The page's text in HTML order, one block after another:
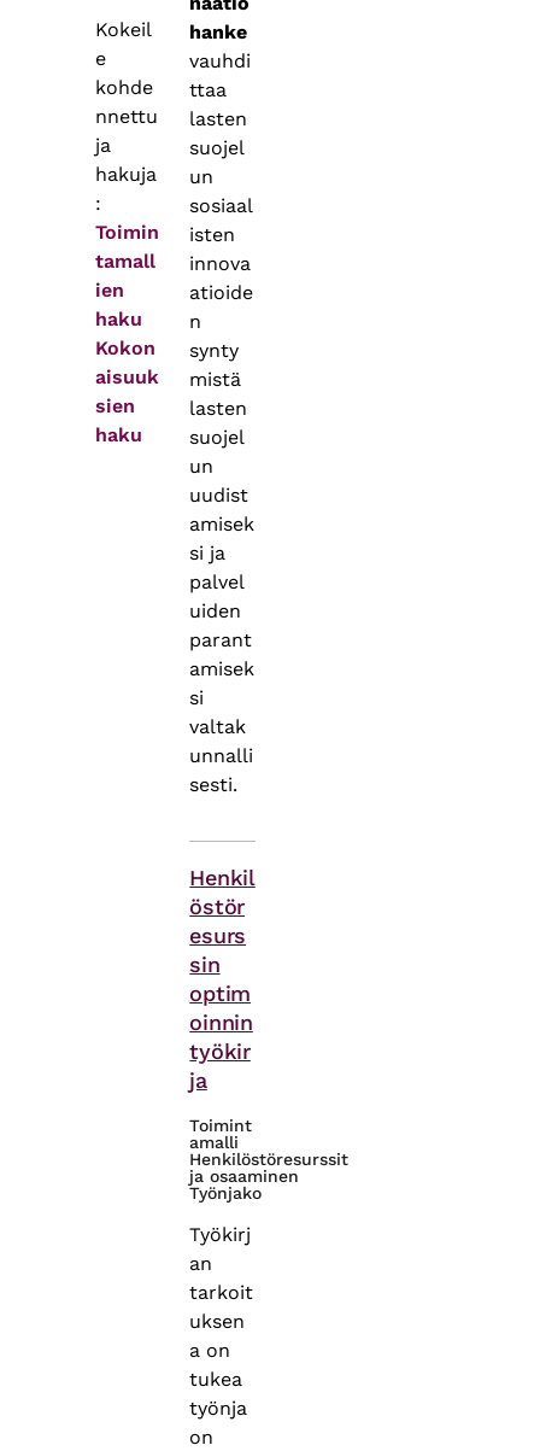
Kokeil
e
kohde
nnettu
ja
hakuja
:
Toimin
tamall
ien
haku
Kokon
aisuuk
sien
haku
hanke
vauhdi
ttaa
lasten
suojel
un
sosiaal
isten
innova
atioide
n
synty
mistä
lasten
suojel
un
uudist
amisek
si ja
palvel
uiden
parant
amisek
si
valtak
unnalli
sesti.
Henkil
östör
esurs
sin
optim
oinnin
työkir
ja
Toimint
amalli
Henkilöstöresurssit
ja osaaminen
Työnjako
Työkirj
an
tarkoit
uksen
a on
tukea
työnja
on